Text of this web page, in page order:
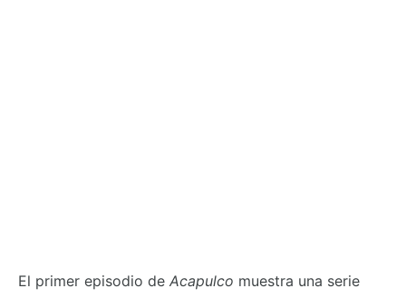
El primer episodio de Acapulco muestra una serie